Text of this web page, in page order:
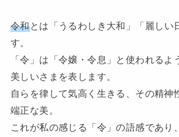
令和とは「うるわしき大和」「麗しい
す。
「令」は「令嬢・令息」と使われるよ
美しいさまを表します。
自らを律して気高く生きる、その精神
端正な美。
これが私の感じる「令」の語感であり